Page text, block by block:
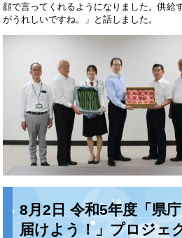
顔で言ってくれるようになりました。供給
がうれしいですね。」と話しました。​
8月2日 令和5年度「県
届けよう！」プロジェ